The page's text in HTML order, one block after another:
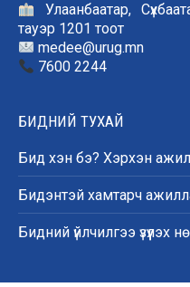
Улаанбаатар,
тауэр 1201 тоот
medee@urug.mn
7600 2244
БИДНИЙ ТУХАЙ
Бид хэн бэ? Хэрхэн
Бидэнтэй хамтарч
Бидний үйлчилгээ үзүүлэх